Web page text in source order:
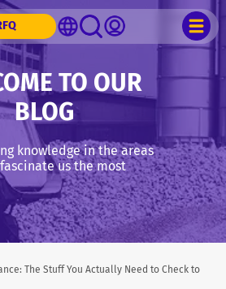
TO OUR
BLOG
knowledge in the areas
us the most
The Stuff You Actually Need to Check to